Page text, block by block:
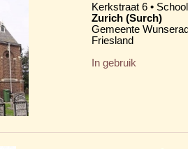
Kerkstraat 6 •
Zurich (Surch)
Gemeente
Friesland
In gebruik